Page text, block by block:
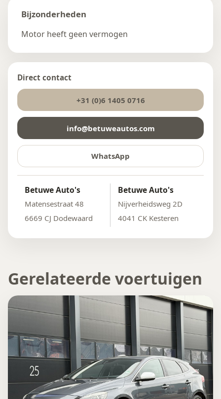
Bijzonderheden
Motor heeft geen vermogen
Direct contact
+31 (0)6 1405 0716
info@betuweautos.com
WhatsApp
Betuwe Auto's
Matensestraat 48
6669 CJ Dodewaard
Betuwe Auto's
Nijverheidsweg 2D
4041 CK Kesteren
Gerelateerde voertuigen